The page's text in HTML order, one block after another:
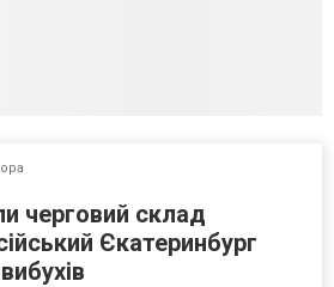
черговий склад
Єкатеринбург